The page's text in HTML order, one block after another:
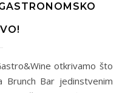
Brunch Bar jedinstvenim